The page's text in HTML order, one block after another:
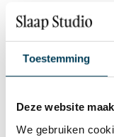
Toestemming
Deze website
We gebruiken
Anti
Comfort:
Comfort:
Materiaal:
Hoogte